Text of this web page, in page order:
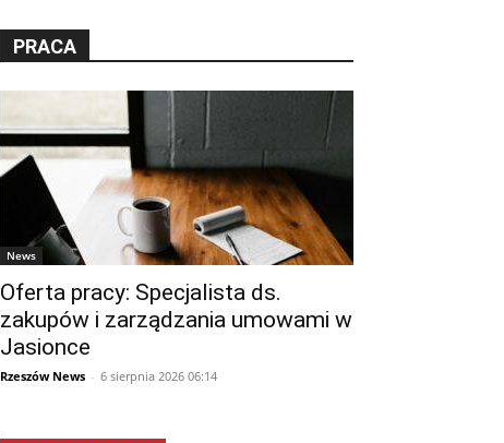
PRACA
News
Oferta pracy: Specjalista ds.
zakupów i zarządzania umowami w
Jasionce
Rzeszów News - 6 sierpnia 2026 06:14